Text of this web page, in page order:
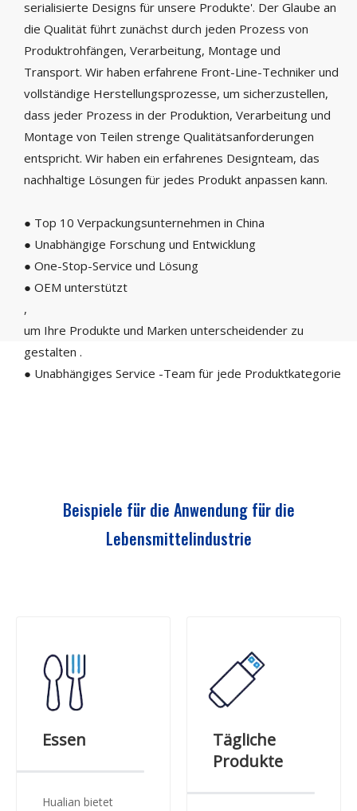
serialisierte Designs für unsere Produkte'. Der Glaube an
die Qualität führt zunächst durch jeden Prozess von
Produktrohfängen, Verarbeitung, Montage und
Transport. Wir haben erfahrene Front-Line-Techniker und
vollständige Herstellungsprozesse, um sicherzustellen,
dass jeder Prozess in der Produktion, Verarbeitung und
Montage von Teilen strenge Qualitätsanforderungen
entspricht. Wir haben ein erfahrenes Designteam, das
nachhaltige Lösungen für jedes Produkt anpassen kann.
● Top 10 Verpackungsunternehmen in China
● Unabhängige Forschung und Entwicklung
● One-Stop-Service und Lösung
● OEM unterstützt
,
um Ihre Produkte und Marken unterscheidender zu
gestalten .
● Unabhängiges Service -Team für jede Produktkategorie
Beispiele für die Anwendung für die
Lebensmittelindustrie
Essen
Hualian bietet
Tägliche
Produkte